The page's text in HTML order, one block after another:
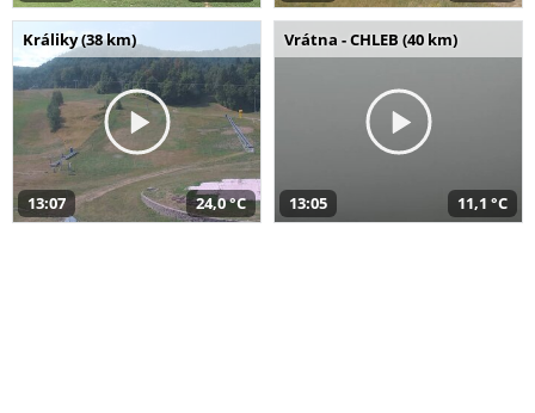
Králiky (38 km)
13:07 24,0 °C
Vrátna - CHLEB (40 km)
13:05 11,1 °C